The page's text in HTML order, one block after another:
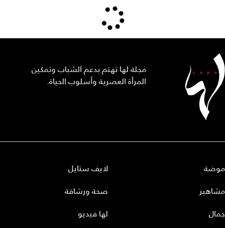
مجلة لها تهتم بدعم الشباب وتمكين
المرأة العصرية وأسلوب الحياة.
موضة
مشاهير
جمال
لايف ستايل
صحة ورشاقة
لها فيديو